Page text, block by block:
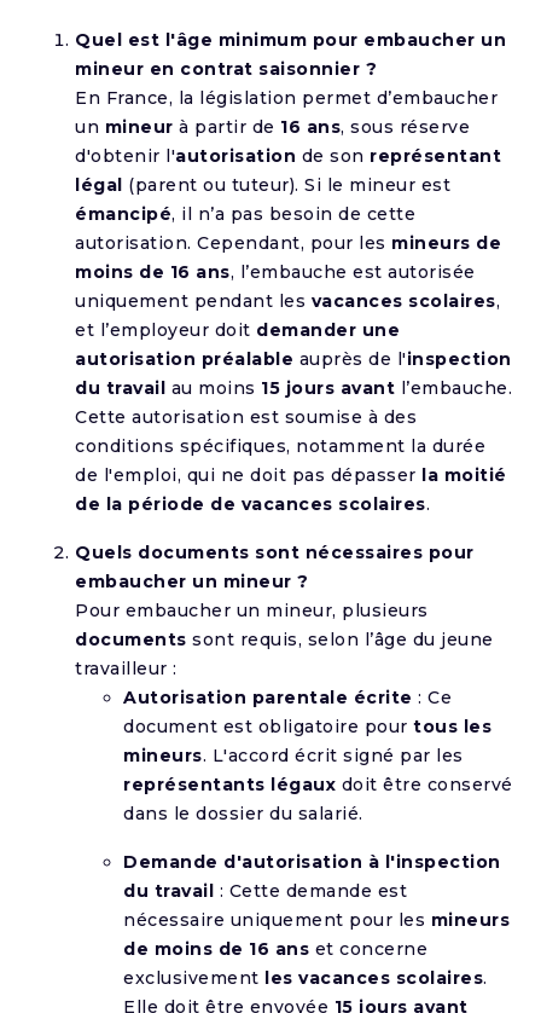
Quel est l'âge minimum pour embaucher un
mineur en contrat saisonnier ?
En France, la législation permet d’embaucher
un mineur à partir de 16 ans, sous réserve
d'obtenir l'autorisation de son représentant
légal (parent ou tuteur). Si le mineur est
émancipé, il n’a pas besoin de cette
autorisation. Cependant, pour les mineurs de
moins de 16 ans, l’embauche est autorisée
uniquement pendant les vacances scolaires,
et l’employeur doit demander une
autorisation préalable auprès de l'inspection
du travail au moins 15 jours avant l’embauche.
Cette autorisation est soumise à des
conditions spécifiques, notamment la durée
de l'emploi, qui ne doit pas dépasser la moitié
de la période de vacances scolaires.
Quels documents sont nécessaires pour
embaucher un mineur ?
Pour embaucher un mineur, plusieurs
documents sont requis, selon l’âge du jeune
travailleur :
Autorisation parentale écrite : Ce
document est obligatoire pourtous les
mineurs. L'accord écrit signé par les
représentants légaux doit être conservé
dans le dossier du salarié.
Demande d'autorisation à l'inspection
du travail : Cette demande est
nécessaire uniquement pour les mineurs
de moins de 16 ans et concerne
exclusivement les vacances scolaires.
Elle doit être envoyée 15 jours avant